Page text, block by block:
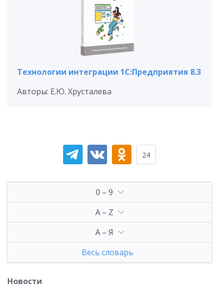
Технологии интеграции 1С:Предприятия 8.3
Авторы: Е.Ю. Хрусталева
24
0 – 9
A – Z
А – Я
Весь словарь
Новости